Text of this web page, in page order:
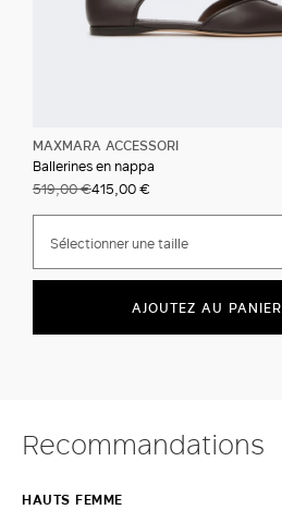
MAXMARA ACCESSORI
Ballerines en nappa
519,00 €415,00 €
Sélectionner une taille
AJOUTEZ AU PANIER
Recommandations
HAUTS FEMME